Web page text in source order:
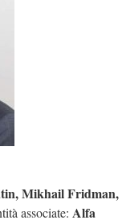
Mikhail Fridman,
associate: Alfa